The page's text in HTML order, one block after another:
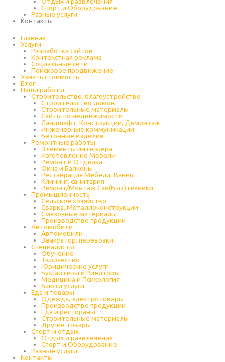
Спорт и Оборудование
Разные услуги
Контакты
Главная
Услуги
Разработка сайтов
Контекстная реклама
Социальные сети
Поисковое продвижение
Узнать стоимость
Блог
Наши работы
Строительство, благоустройство
Строительство домов
Строительные материалы
Сайты по недвижимости
Ландшафт, Конструкции, Демонтаж
Инженерные коммуникации
Бетонные изделия
Ремонтные работы
Элементы интерьера
Изготовление Мебели
Ремонт и Отделка
Окна и Балконы
Реставрация Мебели, Ванны
Клининг, санитария
Ремонт/Монтаж Сан(Быт)техники
Промышленность
Cельское хозяйство
Сварка, Металлоконструкции
Cмазочные материалы
Производство продукции
Автомобили
Автомобили
Эвакуатор, перевозки
Специалисты
Обучение
Творчество
Юридические услуги
Бухгалтеры и Риелторы
Медицина и Психология
Бьюти услуги
Еда и товары
Одежда, электротовары
Производство продукции
Еда и рестораны
Строительные материалы
Другие товары
Спорт и отдых
Отдых и развлечения
Спорт и Оборудование
Разные услуги
Контакты